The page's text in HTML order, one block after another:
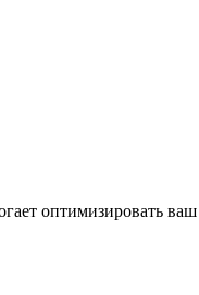
оптимизировать